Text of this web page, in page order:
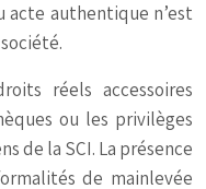
acte authentique n’est
réels accessoires
ou les privilèges
de la SCI. La présence
de mainlevée